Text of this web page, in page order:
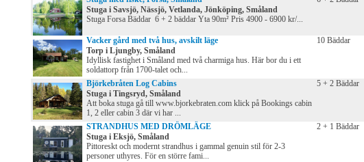
Stuga i Savsjö, Nässjö, Vetlanda, Jönköping, Småland
Stuga Forsa Bäddar 6 + 2 bäddar Yta 90m² Pris 4900 - 6900 kr/...
Vacker gård med två hus, avskilt läge
Torp i Ljungby, Småland
Idyllisk fastighet i Småland med två charmiga hus. Här bor du i ett
soldattorp från 1700-talet och...
10 Bäddar
Björkebråten Log Cabins
Stuga i Tingsryd, Småland
Att boka stuga gå till www.bjorkebraten.com klick på Bookings cabin
1, 2 eller cabin 3 där vi har ...
5 + 2 Bäddar
STRANDHUS MED DRÖMLÄGE
Stuga i Eksjö, Småland
Pittoreskt och modernt strandhus i gammal genuin stil för 2-3
personer uthyres. För en större fami...
2 + 1 Bäddar